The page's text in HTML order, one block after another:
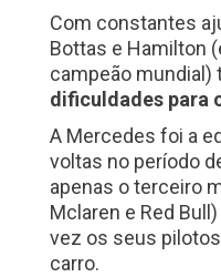
Com constantes
Bottas e Hamilton
campeão mundial)
dificuldades para
A Mercedes foi a
voltas no período
apenas o terceiro
Mclaren e Red
vez os seus
carro.